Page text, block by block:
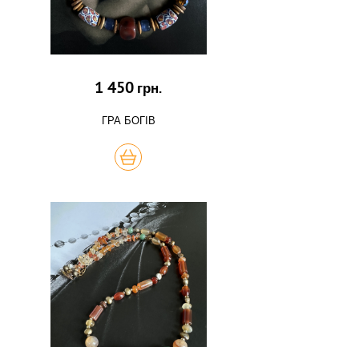
1 450 грн.
ГРА БОГІВ
КУПИТЬ